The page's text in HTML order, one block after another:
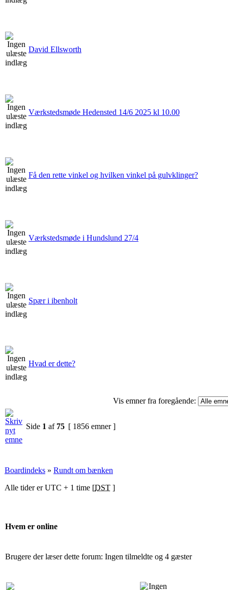
David Ellsworth
Værkstedsmøde Hedensted 14/6 2025 kl 10.00
Få den rette vinkel og hvilken vinkel på gulvklinger?
Værkstedsmøde i Hundslund 27/4
Spær i ibenholt
Hvad er dette?
Vis emner fra foregående:
Side 1 af 75 [ 1856 emner ]
Boardindeks » Rundt om bænken
Alle tider er UTC + 1 time [DST ]
Hvem er online
Brugere der læser dette forum: Ingen tilmeldte og 4 gæster